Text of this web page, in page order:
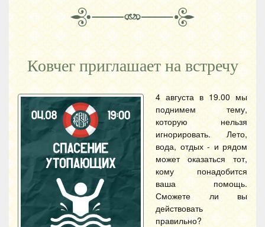
Ковчег приглашает на встречу
4 августа в 19.00 мы
поднимем тему,
которую нельзя
игнорировать. Лето,
вода, отдых - и рядом
может оказаться тот,
кому понадобится
ваша помощь.
Сможете ли вы
действовать
правильно?